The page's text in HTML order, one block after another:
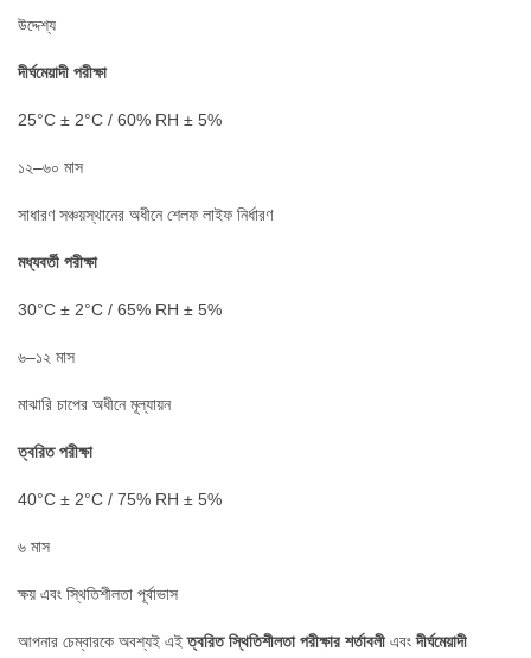
উদ্দেশ্য
দীর্ঘমেয়াদী পরীক্ষা
25°C ± 2°C / 60% RH ± 5%
১২–৬০ মাস
সাধারণ সঞ্চয়স্থানের অধীনে শেলফ লাইফ নির্ধারণ
মধ্যবর্তী পরীক্ষা
30°C ± 2°C / 65% RH ± 5%
৬–১২ মাস
মাঝারি চাপের অধীনে মূল্যায়ন
ত্বরিত পরীক্ষা
40°C ± 2°C / 75% RH ± 5%
৬ মাস
ক্ষয় এবং স্থিতিশীলতা পূর্বাভাস
আপনার চেম্বারকে অবশ্যই এইত্বরিত স্থিতিশীলতা পরীক্ষার শর্তাবলী এবংদীর্ঘমেয়াদী